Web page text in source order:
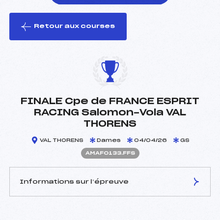
le ski
Retour aux courses
FINALE Cpe de FRANCE ESPRIT
RACING Salomon-Vola VAL
THORENS
VAL THORENS Dames 04/04/26 GS
AMAF0133.FFS
Informations sur l’épreuve